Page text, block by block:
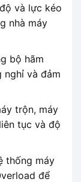
và lực kéo
nhà máy
bộ hãm
nghỉ và đảm
trộn, máy
tục và độ
thống máy
để